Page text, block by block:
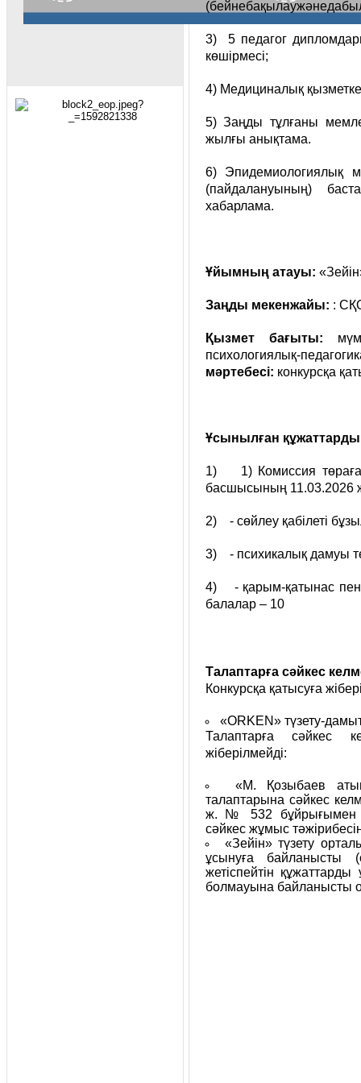
3) 5 педагог
көшірмесі;
4) Медициналық
5) Заңды тұлғаны
жылғы анықтама.
6) Эпидемиологиялық
(пайдалануының)
хабарлама.
Ұйымның атауы:
Заңды мекенжайы: :
Қызмет бағыты:
психологиялық-
мәртебесі: конкурсқа
Ұсынылған
1) 1) Комиссия
басшысының 11.03.2026
2) - сөйлеу қабілеті
3) - психикалық дамуы
4) - қарым-қатынас пен
балалар – 10
Талаптарға сәйкес
Конкурсқа қатысуға
«ORKEN» түзету-
Талаптарға сәйкес
жіберілмейді:
«М. Қозыбаев
талаптарына сәйкес
ж. № 532 бұйрығымен
сәйкес жұмыс
«Зейін» түзету
ұсынуға байланысты
жетіспейтін
болмауына байланысты